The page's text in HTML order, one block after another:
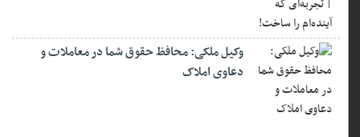
وکیل ملکی: محافظ حقوق شما در معاملات و
دعاوی املاک